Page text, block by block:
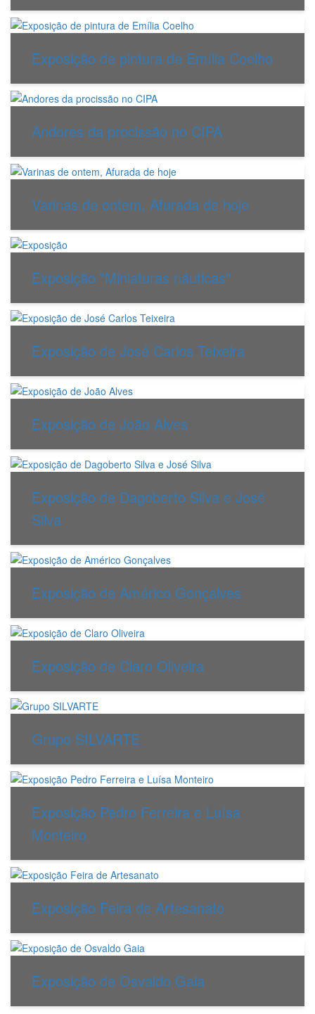
Exposição de pintura de Emília Coelho
Andores da procissão no CIPA
Varinas de ontem, Afurada de hoje
Exposição "Miniaturas náuticas"
Exposição de José Carlos Teixeira
Exposição de João Alves
Exposição de Dagoberto Silva e José
Silva
Exposição de Américo Gonçalves
Exposição de Claro Oliveira
Grupo SILVARTE
Exposição Pedro Ferreira e Luísa
Monteiro
Exposição Feira de Artesanato
Exposição de Osvaldo Gaia